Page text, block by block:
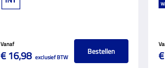
Vanaf
€ 16,98 exclusief BTW
Bestellen